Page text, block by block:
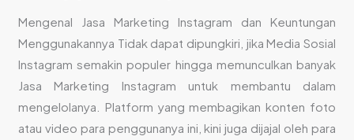
Mengenal Jasa Marketing Instagram dan Keuntungan
Menggunakannya Tidak dapat dipungkiri, jika Media Sosial
Instagram semakin populer hingga memunculkan banyak
Jasa Marketing Instagram untuk membantu dalam
mengelolanya. Platform yang membagikan konten foto
atau video para penggunanya ini, kini juga dijajal oleh para